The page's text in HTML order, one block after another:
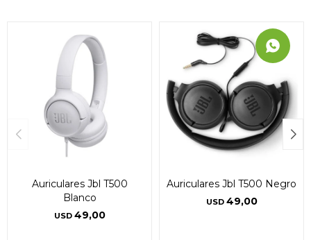
Auriculares Jbl T500
Blanco
USD 49,00
Auriculares Jbl T500 Negro
USD 49,00